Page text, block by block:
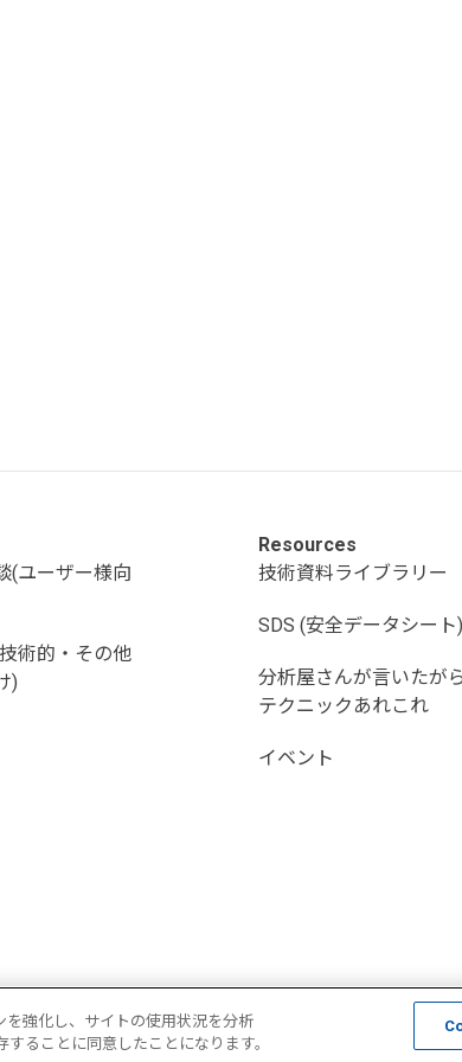
(ユーザー様向
術的・その他
)
Resources
技術資料ライブラリー
SDS (安全データシート)
分析屋さんが言いたが
テクニックあれこれ
イベント
を強化し、サイトの使用状況を分析
ることに同意したことになります。